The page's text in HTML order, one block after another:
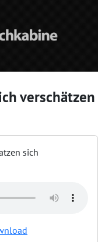
verschätzen
sich